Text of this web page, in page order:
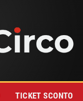
TICKET SCONTO